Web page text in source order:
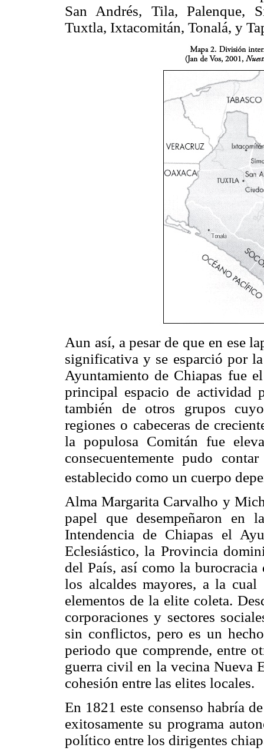
San Andrés, Tila, Palenque,
Tuxtla, Ixtacomitán, Tonalá, y
Aun así, a pesar de que en ese
significativa y se esparció por
Ayuntamiento de Chiapas fue
principal espacio de actividad
también de otros grupos
regiones o cabeceras de
la populosa Comitán fue
consecuentemente pudo
establecido como un cuerpo
Alma Margarita Carvalho y
papel que desempeñaron en
Intendencia de Chiapas el
Eclesiástico, la Provincia
del País, así como la
los alcaldes mayores, a la cual
elementos de la elite coleta.
corporaciones y sectores
sin conflictos, pero es un
periodo que comprende, entre
guerra civil en la vecina Nueva
cohesión entre las elites locales.
En 1821 este consenso habría
exitosamente su programa
político entre los dirigentes